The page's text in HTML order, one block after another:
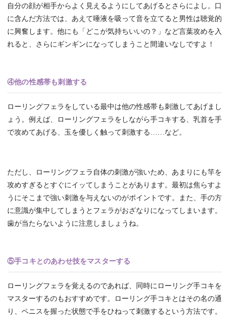
自分の顔が相手からよく見えるようにしてあげるとさらによし。口
に含んだ方法では、あえて唾液を吸って音を立てると男性は聴覚的
に興奮します。他にも「どこが気持ちいいの？」など言葉攻めを入
れると、さらにギンギンになってしまうこと間違いなしですよ！
④他の性感帯も刺激する
ローリングフェラをしている最中は他の性感帯も刺激してあげまし
ょう。例えば、ローリングフェラをしながら手コキする、乳首を手
で攻めてあげる、玉を優しく触って刺激する……など。
ただし、ローリングフェラ自体の刺激が強いため、あまりにも竿を
攻めすぎるとすぐにイッてしまうことがあります。最初は焦らすよ
うにそこまで強い刺激を与えないのがポイントです。また、手の方
に意識が集中してしまうとフェラがおざなりになってしまいます。
歯が当たらないように注意しましょうね。
⑤手コキとのあわせ技をマスターする
ローリングフェラを覚えるのであれば、同時にローリング手コキを
マスターするのもおすすめです。ローリング手コキとはその名の通
り、ペニスを握った状態で手をひねって刺激するという方法です。